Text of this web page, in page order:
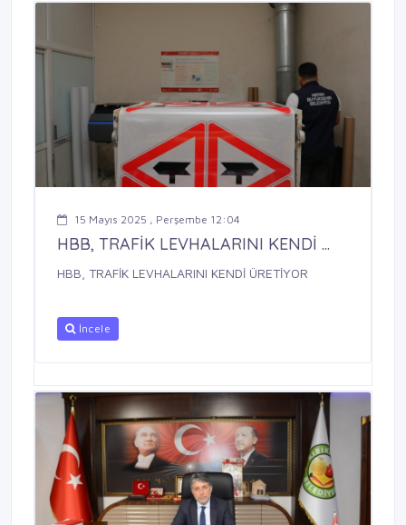
15 Mayıs 2025 , Perşembe 12:04
HBB, TRAFİK LEVHALARINI KENDİ ...
HBB, TRAFİK LEVHALARINI KENDİ ÜRETİYOR
İncele